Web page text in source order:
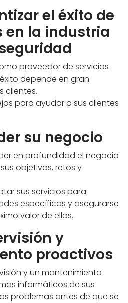
el éxito de
en la industria
proveedor de servicios
depende en gran
clientes.
para ayudar a sus clientes
su negocio
en profundidad el negocio
objetivos, retos y
sus servicios para
específicas y asegurarse
valor de ellos.
y
proactivos
y un mantenimiento
informáticos de sus
problemas antes de que se